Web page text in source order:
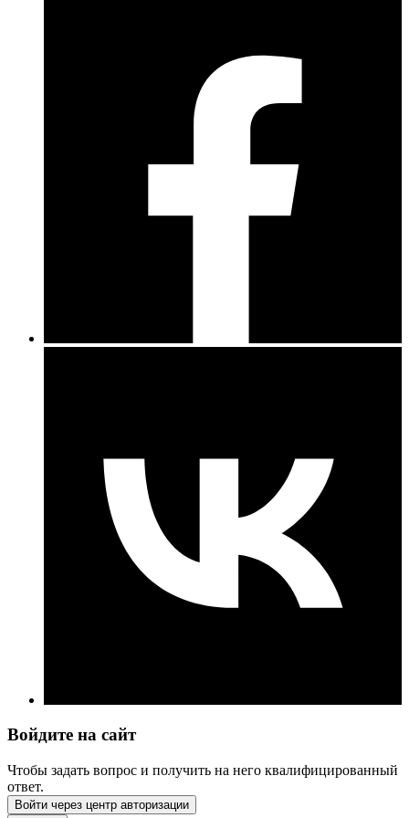
Войдите на сайт
Чтобы задать вопрос и получить на него квалифицированный
ответ.
Войти через центр авторизации